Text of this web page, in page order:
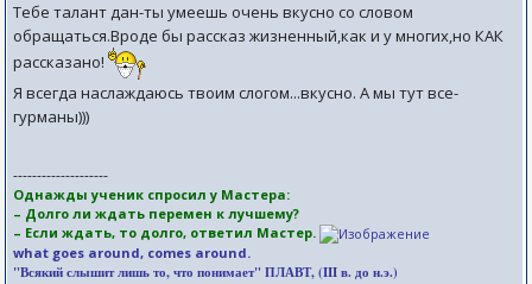
Тебе талант дан-ты умеешь очень вкусно со словом
обращаться.Вроде бы рассказ жизненный,как и у многих,но КАК
рассказано!
Я всегда наслаждаюсь твоим слогом...вкусно. А мы тут все-
гурманы)))
--------------------
Однажды ученик спросил у Мастера:
– Долго ли ждать перемен к лучшему?
– Если ждать, то долго, ответил Мастер.
what goes around, comes around.
"Всякий слышит лишь то, что понимает" ПЛАВТ, (III в. до н.э.)